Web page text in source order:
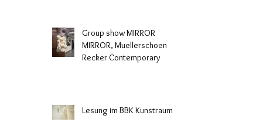
Group show MIRROR
MIRROR, Muellerschoen
Recker Contemporary
Lesung im BBK Kunstraum